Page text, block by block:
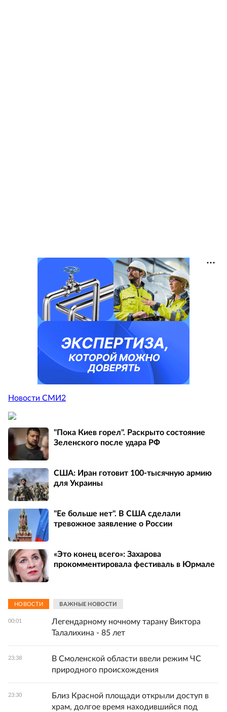
Новости СМИ2
"Пока Киев горел". Раскрыто состояние
Зеленского после удара РФ
США: Иран готовит 100-тысячную армию
для Украины
"Ее больше нет". В США сделали
тревожное заявление о России
«Это конец всего»: Захарова
прокомментировала фестиваль в Юрмале
НОВОСТИ ВАЖНЫЕ НОВОСТИ
00:01
Легендарному ночному тарану Виктора
Талалихина - 85 лет
23:38
В Смоленской области ввели режим ЧС
природного происхождения
23:30
Близ Красной площади открыли доступ в
храм, долгое время находившийся под